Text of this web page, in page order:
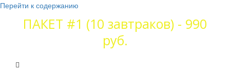
Перейти к содержанию
ПАКЕТ #1 (10 завтраков) - 990
руб.